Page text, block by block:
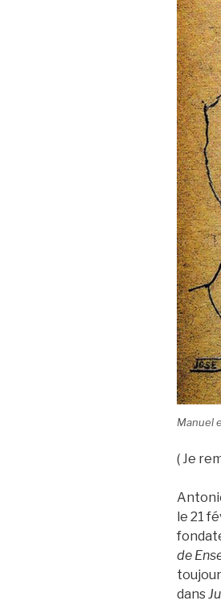
Manuel
( Je
le 21
de
dans